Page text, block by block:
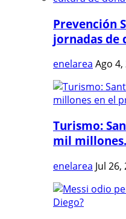
Prevención
jornadas de
enelarea Ago 4,
Turismo:
mil
enelarea Jul 26,